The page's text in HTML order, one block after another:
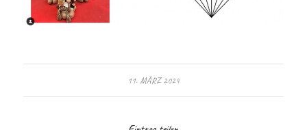
11. MÄRZ 2024